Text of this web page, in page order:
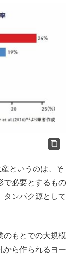
というのは、そ
で必要とするもの
タンパク源として
もとでの大規模
から作られるヨー